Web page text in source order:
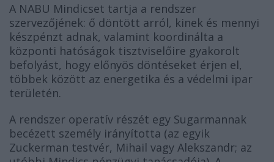
A NABU Mindicset tartja a rendszer
szervezőjének: ő döntött arról, kinek és mennyi
készpénzt adnak, valamint koordinálta a
központi hatóságok tisztviselőire gyakorolt
befolyást, hogy előnyös döntéseket érjen el,
többek között az energetika és a védelmi ipar
területén.
A rendszer operatív részét egy Sugarmannak
becézett személy irányította (az egyik
Zuckerman testvér, Mihail vagy Alekszandr; az